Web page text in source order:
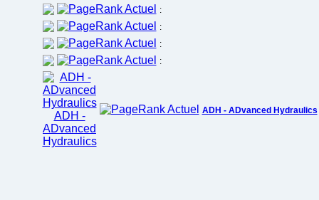
:
:
:
:
ADH - ADvanced Hydraulics